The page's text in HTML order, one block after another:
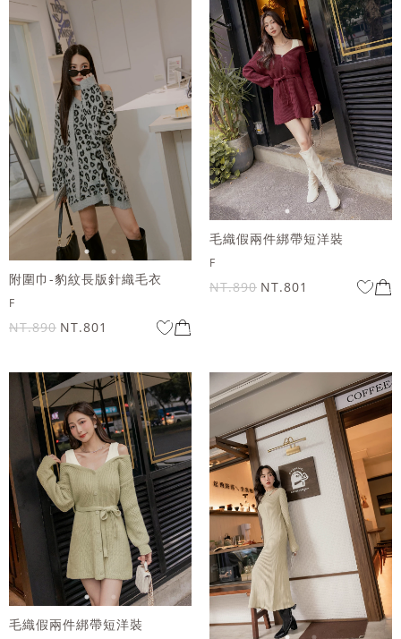
附圍巾-豹紋長版針織毛衣
F
NT.890 NT.801
毛織假兩件綁帶短洋裝
F
NT.890 NT.801
毛織假兩件綁帶短洋裝